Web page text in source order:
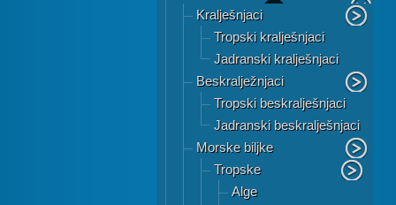
Kralješnjaci
Tropski kralješnjaci
Jadranski kralješnjaci
Beskralježnjaci
Tropski beskralješnjaci
Jadranski beskralješnjaci
Morske biljke
Tropske
Alge